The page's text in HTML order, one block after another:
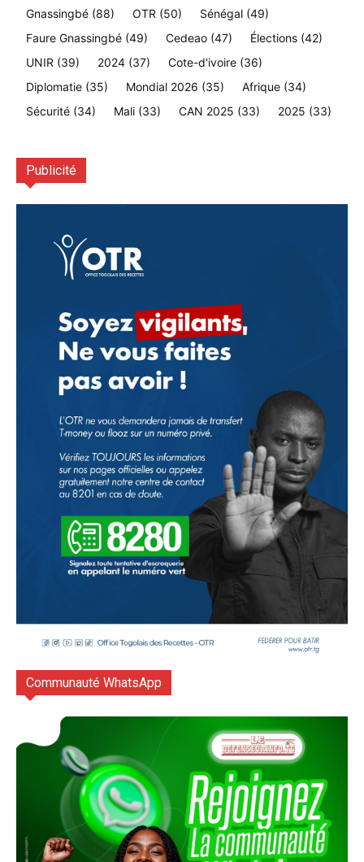
Gnassingbé (88) OTR (50) Sénégal (49)
Faure Gnassingbé (49) Cedeao (47) Élections (42)
UNIR (39) 2024 (37) Cote-d'ivoire (36)
Diplomatie (35) Mondial 2026 (35) Afrique (34)
Sécurité (34) Mali (33) CAN 2025 (33) 2025 (33)
Publicité
Communauté WhatsApp